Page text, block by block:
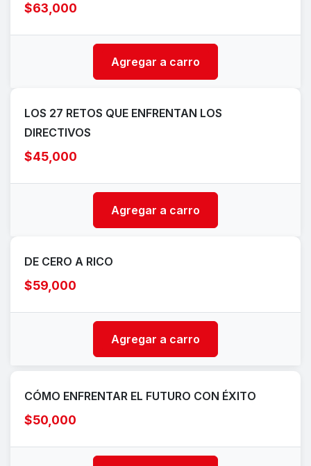
$63,000
Agregar a carro
LOS 27 RETOS QUE ENFRENTAN LOS
DIRECTIVOS
$45,000
Agregar a carro
DE CERO A RICO
$59,000
Agregar a carro
CÓMO ENFRENTAR EL FUTURO CON ÉXITO
$50,000